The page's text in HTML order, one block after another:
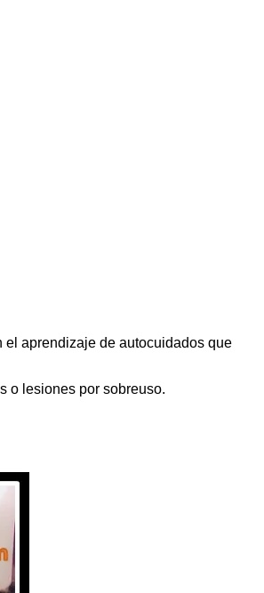
aprendizaje de autocuidados que
o lesiones por sobreuso.